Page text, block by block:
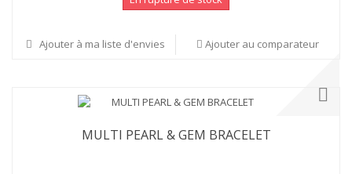
Ajouter à ma liste d'envies Ajouter au comparateur
MULTI PEARL & GEM BRACELET